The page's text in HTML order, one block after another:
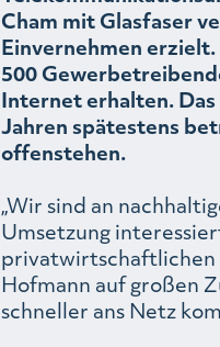
Cham mit Glasfaser
Einvernehmen
500
Internet erhalten.
Jahren spätestens
offenstehen.
„Wir sind an
Umsetzung
privatwirtschaftlichen
Hofmann auf großen
schneller ans Netz